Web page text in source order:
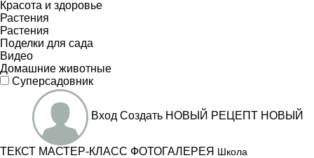
Красота и здоровье
Растения
Растения
Поделки для сада
Видео
Домашние животные
Суперсадовник
Вход Создать НОВЫЙ РЕЦЕПТ НОВЫЙ
ТЕКСТ МАСТЕР-КЛАСС ФОТОГАЛЕРЕЯ Школа